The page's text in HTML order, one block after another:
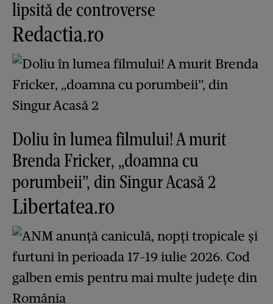
lipsită de controverse
Redactia.ro
Doliu în lumea filmului! A murit
Brenda Fricker, „doamna cu
porumbeii”, din Singur Acasă 2
Libertatea.ro